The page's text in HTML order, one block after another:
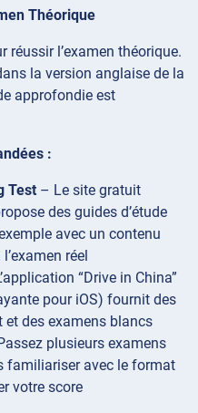
Théorique
réussir l’examen théorique.
la version anglaise de la
approfondie est
:
Test – Le site gratuit
des guides d’étude
avec un contenu
réel
“Drive in China”
pour iOS) fournit des
et des examens blancs
plusieurs examens
familiariser avec le format
votre score